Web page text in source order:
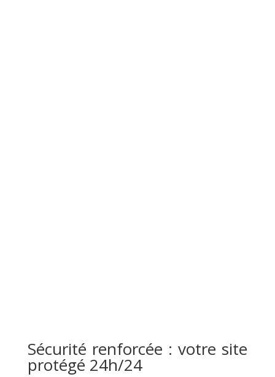
Sécurité renforcée : votre site
protégé 24h/24